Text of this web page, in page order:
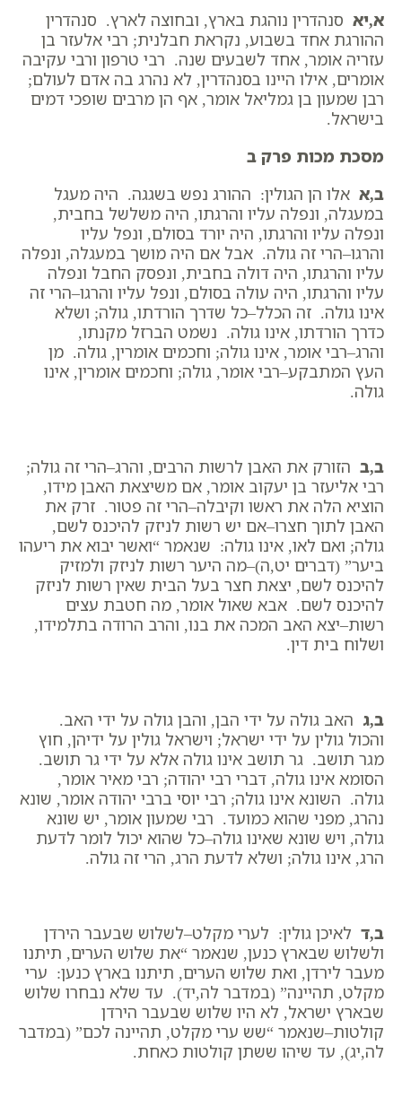
א,יא סנהדרין נוהגת בארץ, ובחוצה לארץ. סנהדרין
ההורגת אחד בשבוע, נקראת חבלנית; רבי אלעזר בן
עזריה אומר, אחד לשבעים שנה. רבי טרפון ורבי עקיבה
אומרים, אילו היינו בסנהדרין, לא נהרג בה אדם לעולם;
רבן שמעון בן גמליאל אומר, אף הן מרבים שופכי דמים
בישראל.
מסכת מכות פרק ב
ב,א אלו הן הגולין: ההורג נפש בשגגה. היה מעגל
במעגלה, ונפלה עליו והרגתו, היה משלשל בחבית,
ונפלה עליו והרגתו, היה יורד בסולם, ונפל עליו
והרגו–הרי זה גולה. אבל אם היה מושך במעגלה, ונפלה
עליו והרגתו, היה דולה בחבית, ונפסק החבל ונפלה
עליו והרגתו, היה עולה בסולם, ונפל עליו והרגו–הרי זה
אינו גולה. זה הכלל–כל שדרך הורדתו, גולה; ושלא
כדרך הורדתו, אינו גולה. נשמט הברזל מקנתו,
והרג–רבי אומר, אינו גולה; וחכמים אומרין, גולה. מן
העץ המתבקע–רבי אומר, גולה; וחכמים אומרין, אינו
גולה.
ב,ב הזורק את האבן לרשות הרבים, והרג–הרי זה גולה;
רבי אליעזר בן יעקוב אומר, אם משיצאת האבן מידו,
הוציא הלה את ראשו וקיבלה–הרי זה פטור. זרק את
האבן לתוך חצרו–אם יש רשות לניזק להיכנס לשם,
גולה; ואם לאו, אינו גולה: שנאמר “ואשר יבוא את ריעהו
ביער” (דברים יט,ה)–מה היער רשות לניזק ולמזיק
להיכנס לשם, יצאת חצר בעל הבית שאין רשות לניזק
להיכנס לשם. אבא שאול אומר, מה חטבת עצים
רשות–יצא האב המכה את בנו, והרב הרודה בתלמידו,
ושלוח בית דין.
ב,ג האב גולה על ידי הבן, והבן גולה על ידי האב.
והכול גולין על ידי ישראל; וישראל גולין על ידיהן, חוץ
מגר תושב. גר תושב אינו גולה אלא על ידי גר תושב.
הסומא אינו גולה, דברי רבי יהודה; רבי מאיר אומר,
גולה. השונא אינו גולה; רבי יוסי ברבי יהודה אומר, שונא
נהרג, מפני שהוא כמועד. רבי שמעון אומר, יש שונא
גולה, ויש שונא שאינו גולה–כל שהוא יכול לומר לדעת
הרג, אינו גולה; ושלא לדעת הרג, הרי זה גולה.
ב,ד לאיכן גולין: לערי מקלט–לשלוש שבעבר הירדן
ולשלוש שבארץ כנען, שנאמר “את שלוש הערים, תיתנו
מעבר לירדן, ואת שלוש הערים, תיתנו בארץ כנען: ערי
מקלט, תהיינה” (במדבר לה,יד). עד שלא נבחרו שלוש
שבארץ ישראל, לא היו שלוש שבעבר הירדן
קולטות–שנאמר “שש ערי מקלט, תהיינה לכם” (במדבר
לה,יג), עד שיהו ששתן קולטות כאחת.